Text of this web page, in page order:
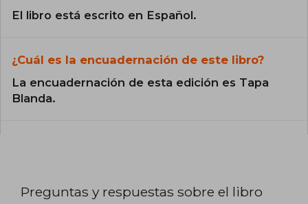
El libro está escrito en Español.
¿Cuál es la encuadernación de este libro?
La encuadernación de esta edición es Tapa
Blanda.
Preguntas y respuestas sobre el libro